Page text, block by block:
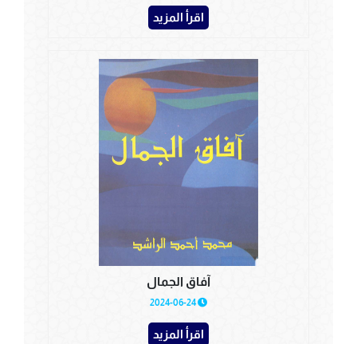
اقرأ المزيد
آفاق الجمال
2024-06-24
اقرأ المزيد